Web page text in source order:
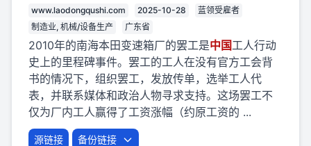
www.laodongqushi.com 2025-10-28
蓝领受雇者
制造业, 机械/设备生产
广东省
2010年的南海本田变速箱厂的罢工是中国工人行动
史上的里程碑事件。罢工的工人在没有官方工会背
书的情况下，组织罢工，发放传单，选举工人代
表，并联系媒体和政治人物寻求支持。这场罢工不
仅为厂内工人赢得了工资涨幅（约原工资的 ...
源链接 备份链接